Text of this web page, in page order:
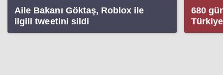
Aile Bakanı Göktaş, Roblox ile
ilgili tweetini sildi
680